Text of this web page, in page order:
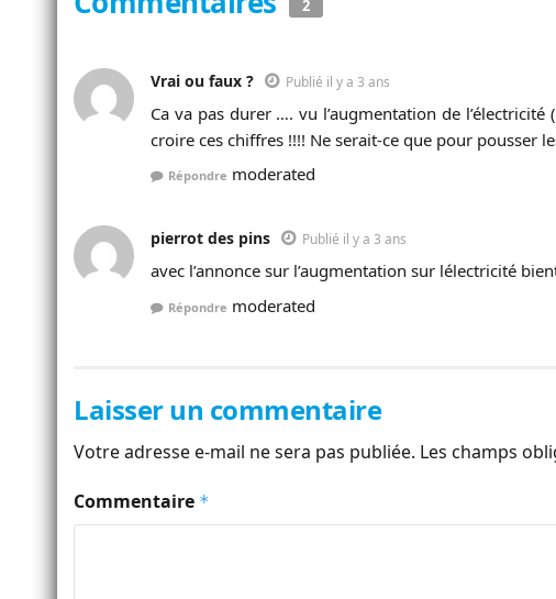
2
Vrai ou faux ? Publié il y a 3 ans
Ca va pas durer …. vu l’augmentation de
croire ces chiffres !!!! Ne serait-ce que pour pousser
Répondre moderated
pierrot des pins Publié il y a 3 ans
avec l’annonce sur l’augmentation sur lélectricité
Répondre moderated
Laisser un commentaire
Votre adresse e-mail ne sera pas publiée. Les champs
Commentaire *